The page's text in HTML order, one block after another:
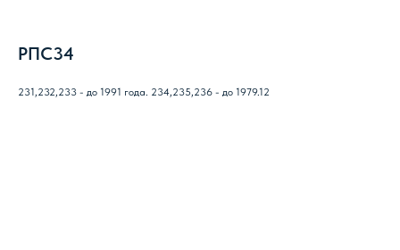
РПС34
231,232,233 - до 1991 года. 234,235,236 - до 1979.12